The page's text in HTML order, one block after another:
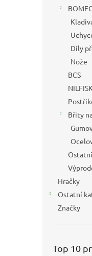
Díly
Nože
BCS
NILFISK
Břity
Ostatní
Hračky
Ostatní
Značky
Top 10